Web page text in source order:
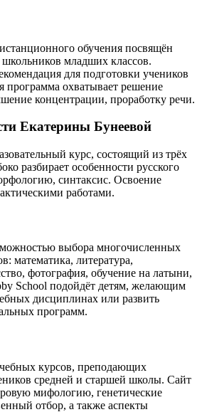
обучения посвящён
младших классов.
для подготовки учеников
программа охватывает решение
концентрации, проработку речи.
Екатерины Бунеевой
курс, состоящий из трёх
разбирает особенности русского
синтаксис. Освоение
работами.
выбора многочисленных
математика, литература,
фотография, обучение на латыни,
School подойдёт детям, желающим
дисциплинах или развить
программ.
курсов, преподающих
средней и старшей школы. Сайт
мифологию, генетические
отбор, а также аспекты